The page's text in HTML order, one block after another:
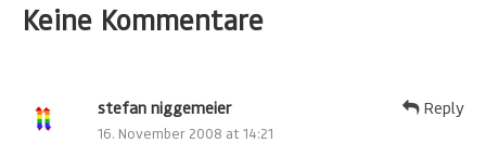
Keine Kommentare
stefan niggemeier
16. November 2008 at 14:21
Reply